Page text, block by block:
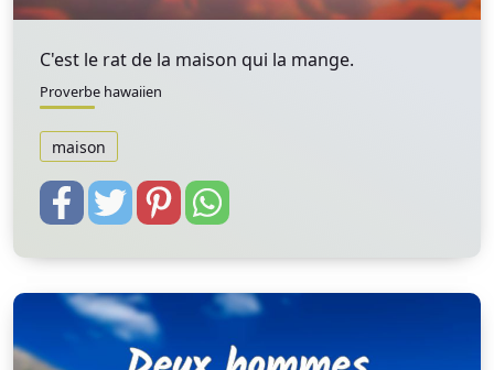
C'est le rat de la maison qui la mange.
Proverbe hawaiien
maison